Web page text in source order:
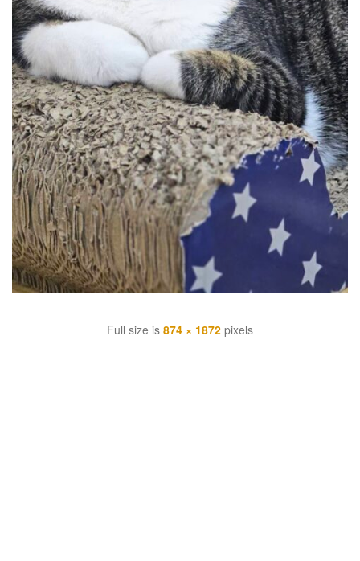
Full size is 874 × 1872 pixels